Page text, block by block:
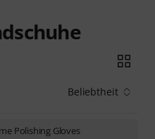
Beliebtheit
Polishing Gloves